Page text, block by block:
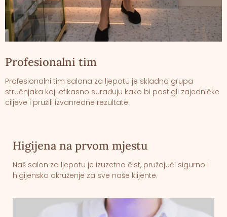
Profesionalni tim
Profesionalni tim salona za ljepotu je skladna grupa
stručnjaka koji efikasno surađuju kako bi postigli zajedničke
ciljeve i pružili izvanredne rezultate.
Higijena na prvom mjestu
Naš salon za ljepotu je izuzetno čist, pružajući sigurno i
higijensko okruženje za sve naše klijente.